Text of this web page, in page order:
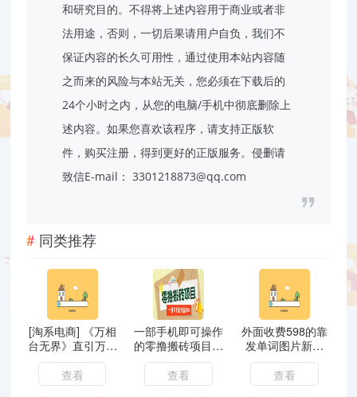
和研究目的。不得将上述内容用于商业或者非
法用途，否则，一切后果请用户自负，我们不
保证内容的长久可用性，通过使用本站内容随
之而来的风险与本站无关，您必须在下载后的
24个小时之内，从您的电脑/手机中彻底删除上
述内容。如果您喜欢该程序，请支持正版软
件，购买注册，得到更好的正版服务。侵删请
致信E-mail： 3301218873@qq.com
同类推荐
[淘系电商] 《万相
台无界》直引万合
并 直通车-引力魔
方-万相台-短视频-
搜索-推荐
查看
一部手机即可操作
的零撸搬砖项目，
多种玩法零门槛日
收益50+
查看
外面收费598的靠
发单词图片新玩
法，实现快速涨
粉，多种变现方式
查看